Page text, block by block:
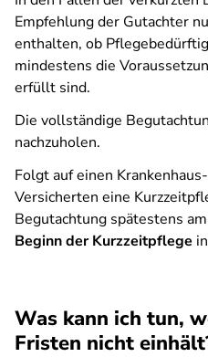
Empfehlung der Gutachter
enthalten, ob
mindestens die
erfüllt sind.
Die vollständige
nachzuholen.
Folgt auf einen
Versicherten eine
Begutachtung spätestens am
Beginn der Kurzzeitpflege
Was kann ich tun,
Fristen nicht